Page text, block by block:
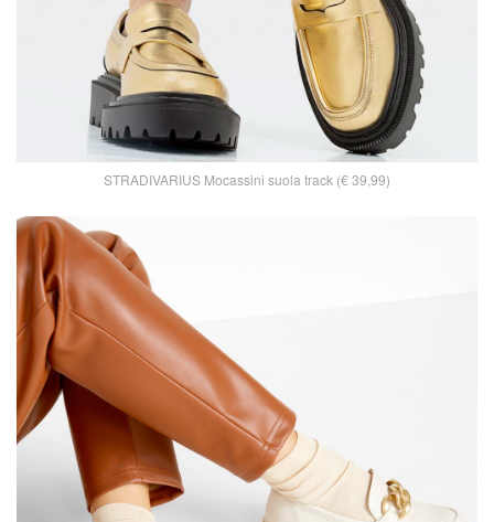
STRADIVARIUS Mocassini suola track (€ 39,99)